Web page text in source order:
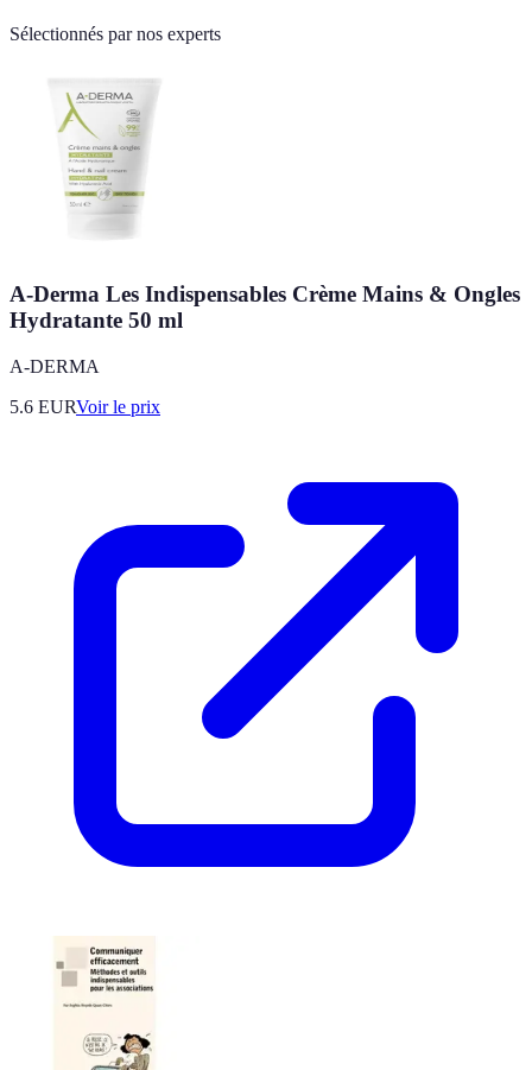
Sélectionnés par nos experts
A-Derma Les Indispensables Crème Mains & Ongles
Hydratante 50 ml
A-DERMA
5.6 EURVoir le prix